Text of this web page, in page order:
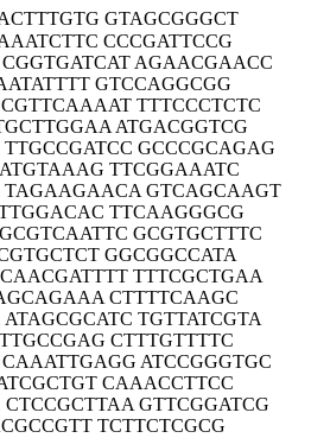
GTAGCGGGCT
CCCGATTCCG
AGAACGAACC
GTCCAGGCGG
TTTCCCTCTC
ATGACGGTCG
GCCCGCAGAG
TTCGGAAATC
TAGAAGAACA GTCAGCAAGT
TTCAAGGGCG
GCGTGCTTTC
GGCGGCCATA
TTTCGCTGAA
CTTTTCAAGC
TGTTATCGTA
CTTTGTTTTC
ATCCGGGTGC
CAAACCTTCC
GTTCGGATCG
TCTTCTCGCG